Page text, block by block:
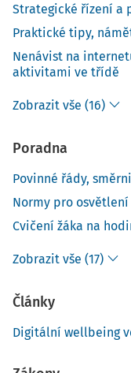
Strategické řízení a
Praktické tipy,
Nenávist na
aktivitami ve třídě
Zobrazit vše (16)
Poradna
Povinné řády,
Normy pro
Cvičení žáka na
Zobrazit vše (17)
Články
Digitální wellbeing